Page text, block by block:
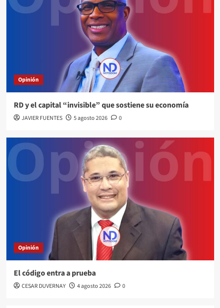
Opinión
RD y el capital “invisible” que sostiene su economía
JAVIER FUENTES 5 agosto 2026 0
Opinión
El código entra a prueba
CESAR DUVERNAY 4 agosto 2026 0